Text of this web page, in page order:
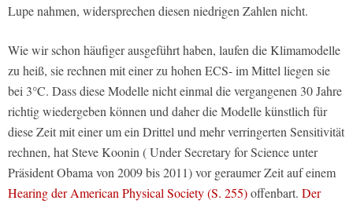
Lupe nahmen, widersprechen diesen niedrigen Zahlen nicht.
Wie wir schon häufiger ausgeführt haben, laufen die Klimamodelle
zu heiß, sie rechnen mit einer zu hohen ECS- im Mittel liegen sie
bei 3°C. Dass diese Modelle nicht einmal die vergangenen 30 Jahre
richtig wiedergeben können und daher die Modelle künstlich für
diese Zeit mit einer um ein Drittel und mehr verringerten Sensitivität
rechnen, hat Steve Koonin ( Under Secretary for Science unter
Präsident Obama von 2009 bis 2011) vor geraumer Zeit auf einem
Hearing der American Physical Society (S. 255)offenbart. Der